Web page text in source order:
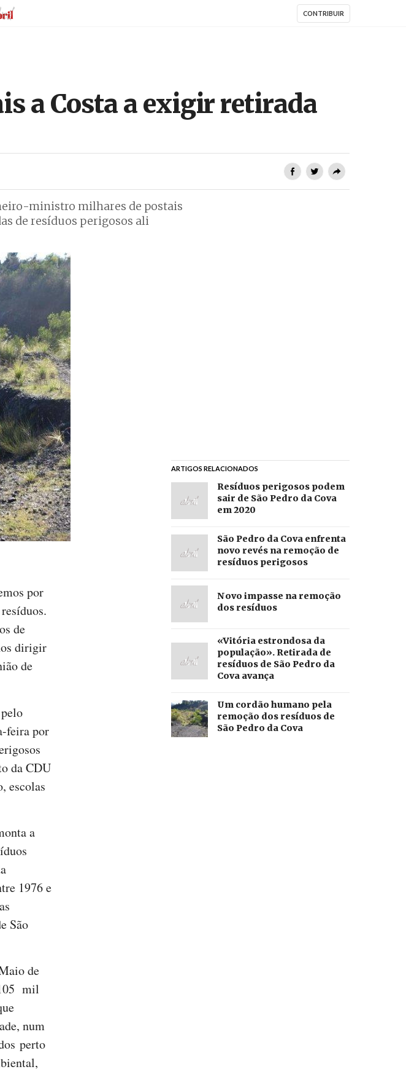
AbrilAbril CONTRIBUIR
a Costa a exigir retirada
ministro milhares de postais
de resíduos perigosos ali
por
de
dirigir
de
feira por
da CDU
escolas
a
1976 e
São
de
mil
num
perto
ARTIGOS RELACIONADOS
Resíduos perigosos podem
sair de São Pedro da Cova
em 2020
São Pedro da Cova enfrenta
novo revés na remoção de
resíduos perigosos
Novo impasse na remoção
dos resíduos
«Vitória estrondosa da
população». Retirada de
resíduos de São Pedro da
Cova avança
Um cordão humano pela
remoção dos resíduos de
São Pedro da Cova